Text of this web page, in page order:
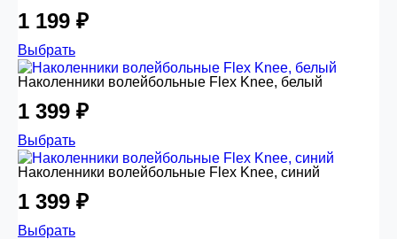
1 199 ₽
Выбрать
Наколенники волейбольные Flex Knee, белый
1 399 ₽
Выбрать
Наколенники волейбольные Flex Knee, синий
1 399 ₽
Выбрать